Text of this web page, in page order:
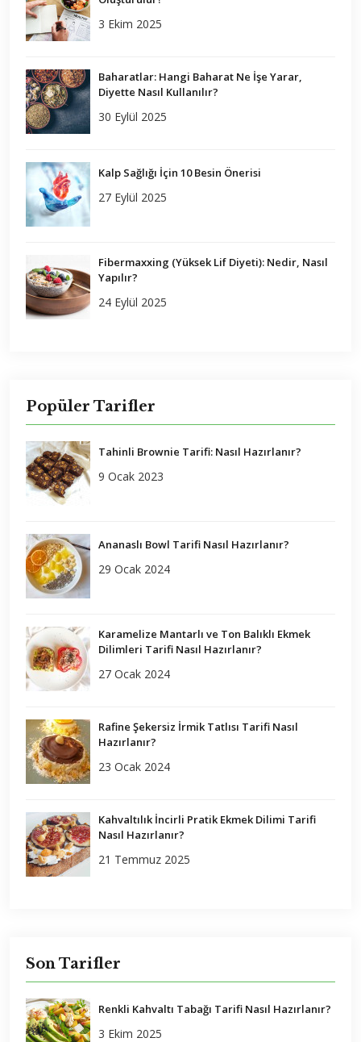
3 Ekim 2025
Baharatlar: Hangi Baharat Ne İşe Yarar,
Diyette Nasıl Kullanılır?
30 Eylül 2025
Kalp Sağlığı İçin 10 Besin Önerisi
27 Eylül 2025
Fibermaxxing (Yüksek Lif Diyeti): Nedir, Nasıl
Yapılır?
24 Eylül 2025
Popüler Tarifler
Tahinli Brownie Tarifi: Nasıl Hazırlanır?
9 Ocak 2023
Ananaslı Bowl Tarifi Nasıl Hazırlanır?
29 Ocak 2024
Karamelize Mantarlı ve Ton Balıklı Ekmek
Dilimleri Tarifi Nasıl Hazırlanır?
27 Ocak 2024
Rafine Şekersiz İrmik Tatlısı Tarifi Nasıl
Hazırlanır?
23 Ocak 2024
Kahvaltılık İncirli Pratik Ekmek Dilimi Tarifi
Nasıl Hazırlanır?
21 Temmuz 2025
Son Tarifler
Renkli Kahvaltı Tabağı Tarifi Nasıl Hazırlanır?
3 Ekim 2025